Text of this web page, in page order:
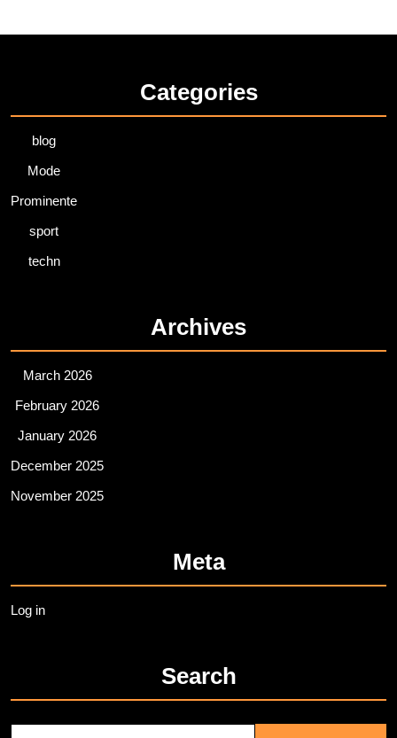
Categories
blog
Mode
Prominente
sport
techn
Archives
March 2026
February 2026
January 2026
December 2025
November 2025
Meta
Log in
Search